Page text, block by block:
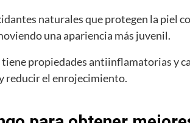
naturales que protegen la piel
una apariencia más juvenil.
propiedades antiinflamatorias y
reducir el enrojecimiento.